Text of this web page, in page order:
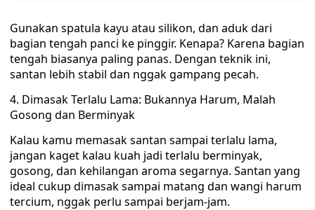
Gunakan spatula kayu atau silikon, dan aduk dari
bagian tengah panci ke pinggir. Kenapa? Karena bagian
tengah biasanya paling panas. Dengan teknik ini,
santan lebih stabil dan nggak gampang pecah.
4. Dimasak Terlalu Lama: Bukannya Harum, Malah
Gosong dan Berminyak
Kalau kamu memasak santan sampai terlalu lama,
jangan kaget kalau kuah jadi terlalu berminyak,
gosong, dan kehilangan aroma segarnya. Santan yang
ideal cukup dimasak sampai matang dan wangi harum
tercium, nggak perlu sampai berjam-jam.